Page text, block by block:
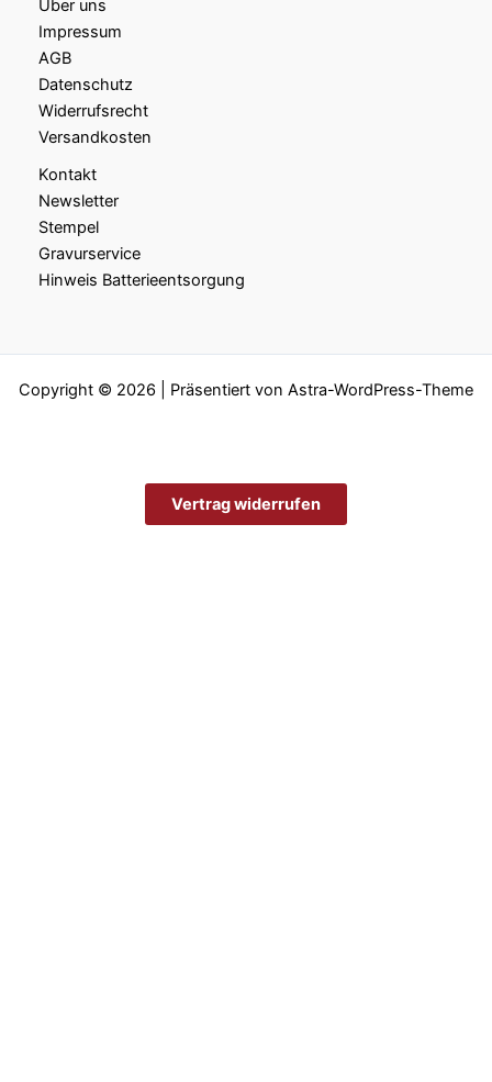
Über uns
Impressum
AGB
Datenschutz
Widerrufsrecht
Versandkosten
Kontakt
Newsletter
Stempel
Gravurservice
Hinweis Batterieentsorgung
Copyright © 2026 | Präsentiert von Astra-WordPress-Theme
Vertrag widerrufen